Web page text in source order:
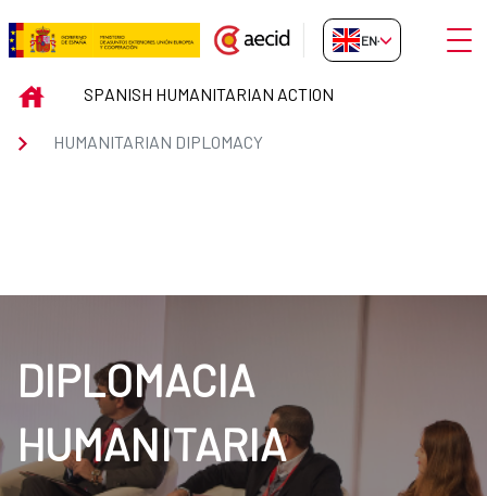
Skip to Main Content
HUMANITARIAN DIPLOMACY
EN-GB
INICIOSPANISH HUMANITARIAN ACTION
HUMANITARIAN DIPLOMACY
DIPLOMACIA
HUMANITARIA